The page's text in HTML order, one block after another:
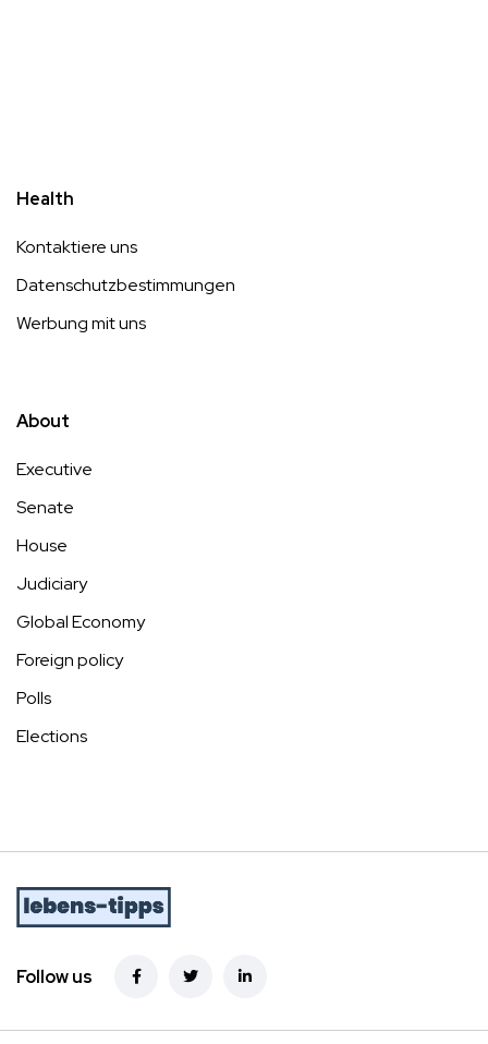
Health
Kontaktiere uns
Datenschutzbestimmungen
Werbung mit uns
About
Executive
Senate
House
Judiciary
Global Economy
Foreign policy
Polls
Elections
Follow us